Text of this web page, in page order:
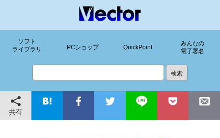
ソフト
ライブラリ
PCショップ QuickPoint
みんなの
電子署名
共有